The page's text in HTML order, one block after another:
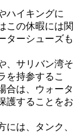
ハイキングに
この休暇には関
ターシューズも
、サリバン湾そ
を持参するこ
合は、ウォータ
護することをお
には、タンク、